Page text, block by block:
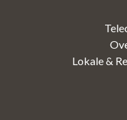
Lokale &